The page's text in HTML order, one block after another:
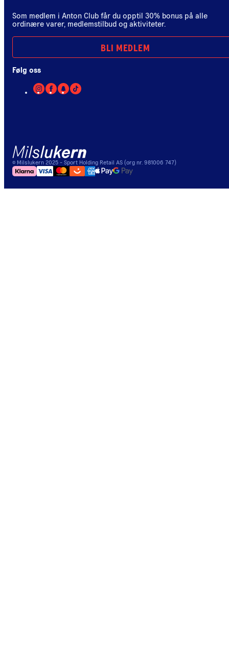
Som medlem i Anton Club får du opptil 30% bonus på alle
ordinære varer, medlemstilbud og aktiviteter.
BLI MEDLEM
Følg oss
© Milslukern 2025 - Sport Holding Retail AS (org nr. 981006 747)